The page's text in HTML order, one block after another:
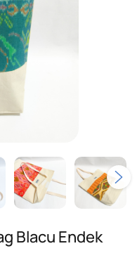
Blacu Endek